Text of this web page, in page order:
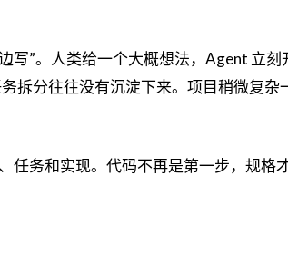
写”。人类给一个大概想法，Agent 立刻
拆分往往没有沉淀下来。项目稍微复杂
任务和实现。代码不再是第一步，规格